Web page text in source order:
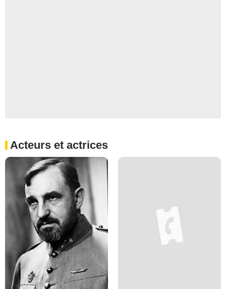
Acteurs et actrices